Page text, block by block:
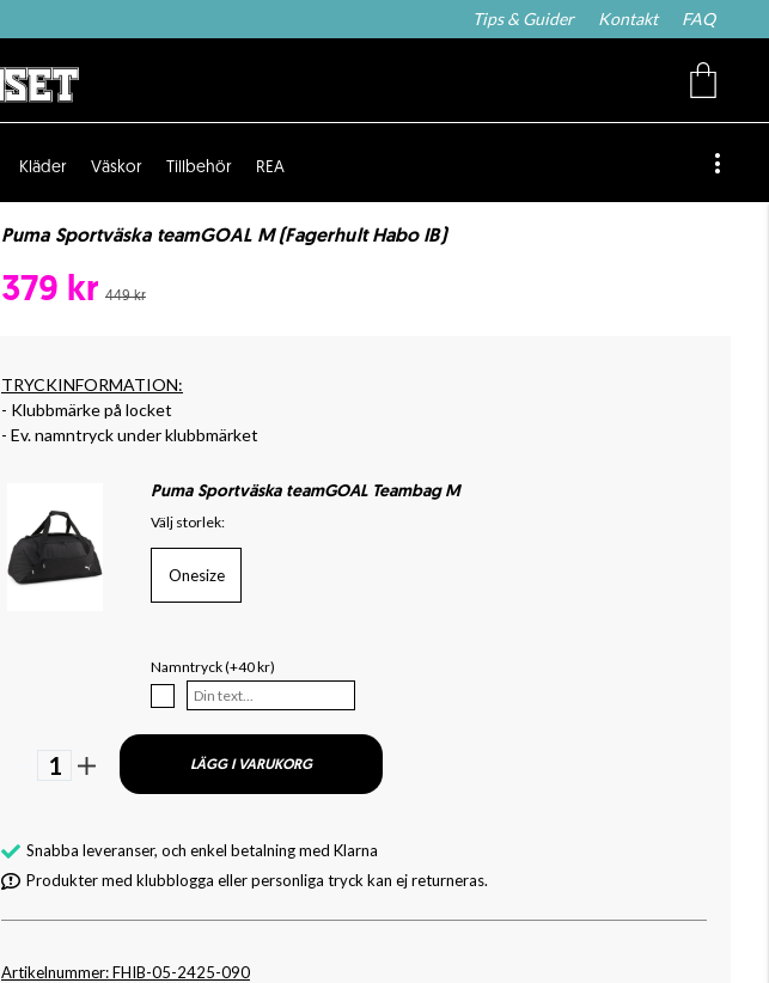
Tips & Guider Kontakt FAQ
Kläder Väskor Tillbehör REA
Puma Sportväska teamGOAL M (Fagerhult Habo IB)
379 kr 449 kr
TRYCKINFORMATION:
- Klubbmärke på locket
- Ev. namntryck under klubbmärket
Puma Sportväska teamGOAL Teambag M
Välj storlek:
Onesize
Namntryck (+40 kr)
1 LÄGG I VARUKORG
Snabba leveranser, och enkel betalning med Klarna
Produkter med klubblogga eller personliga tryck kan ej returneras.
Artikelnummer: FHIB-05-2425-090